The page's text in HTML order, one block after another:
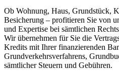
Ob Wohnung, Haus, Grundstück,
Besicherung – profitieren Sie von
und Expertise bei sämtlichen
Wir übernehmen für Sie die
Kredits mit Ihrer finanzierenden
Grundverkehrsverfahrens,
sämtlicher Steuern und Gebühren.